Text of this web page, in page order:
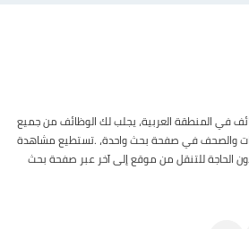
في المنطقة العربية، يجلب لك الوظائف من جميع
والصحف في صفحة بحث واحدة، .تستطيع مشاهدة
الحاجة للتنقل من موقع إلى آخر عبر صفحة بحث